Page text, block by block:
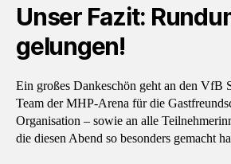
Unser Fazit:
gelungen!
Ein großes Dankeschön geht an den VfB
Team der MHP-Arena für die
Organisation – sowie an alle
die diesen Abend so besonders gemacht